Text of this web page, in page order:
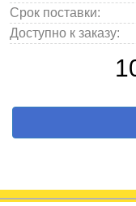
Срок поставки:
Доступно к заказу: